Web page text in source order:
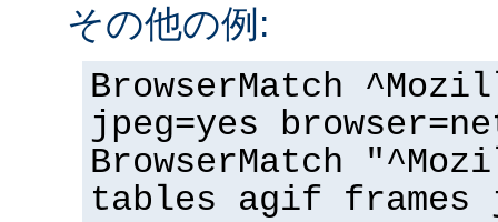
その他の例:
BrowserMatch
jpeg=yes
BrowserMatch
tables agif frames